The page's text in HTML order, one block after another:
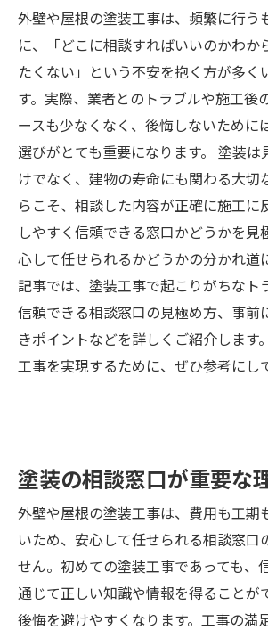
外壁や屋根の塗装工事は、頻繁に行う
に、「どこに相談すればいいのかわか
たくない」という不安を抱く方が多く
す。実際、業者とのトラブルや施工後
ースも少なくなく、後悔しないために
選びがとても重要になります。 塗装は
けでなく、建物の寿命にも関わる大切
らこそ、相談した内容が正確に施工に
しやすく信頼できる窓口かどうかを見
心して任せられるかどうかの分かれ道
記事では、塗装工事で起こりがちなト
信頼できる相談窓口の見極め方、事前
きポイントなどを詳しくご紹介します
工事を実現するために、ぜひ参考にし
塗装の相談窓口が重要な
外壁や屋根の塗装工事は、費用も工期
いため、安心して任せられる相談窓口
せん。初めての塗装工事であっても、
通じて正しい知識や情報を得ることが
後悔を避けやすくなります。工事の満